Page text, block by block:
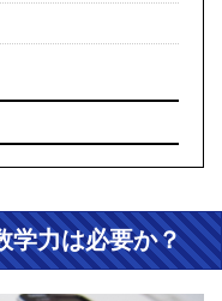
学力は必要か？